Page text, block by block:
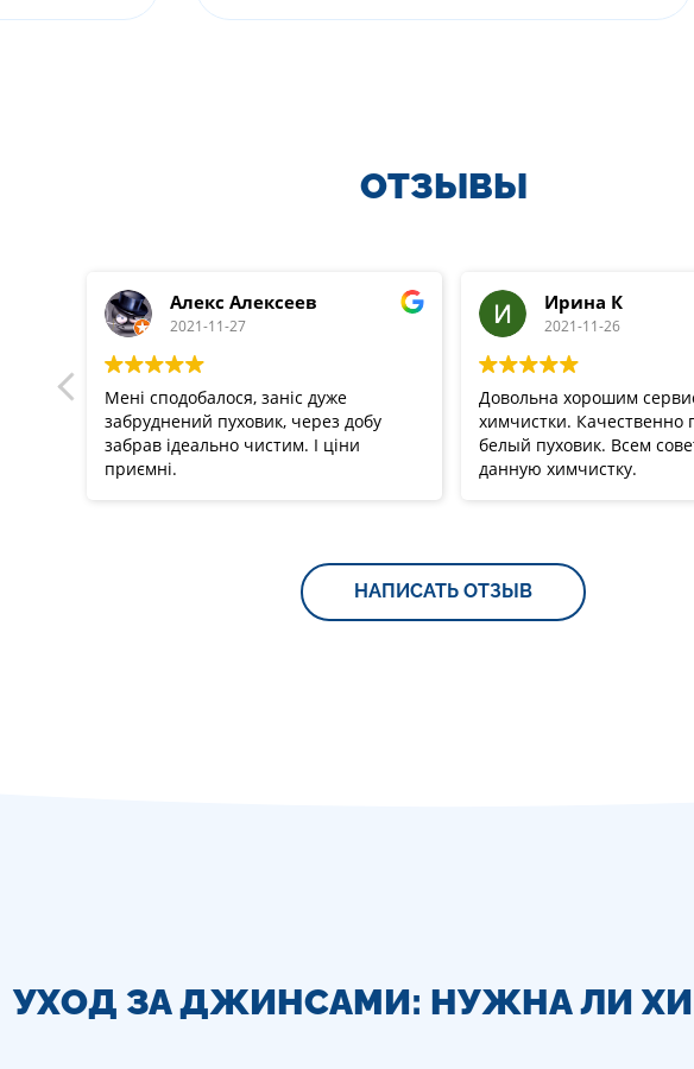
ОТЗЫВЫ
Алекс Алексеев
2021-11-27
Мені сподобалося, заніс дуже
забруднений пуховик, через добу
забрав ідеально чистим. І ціни
приємні.
Ирина К
2021-11-26
Довольна хорошим
химчистки. Качественно
белый пуховик. Всем
данную химчистку.
НАПИСАТЬ ОТЗЫВ
УХОД ЗА ДЖИНСАМИ: НУЖНА ЛИ